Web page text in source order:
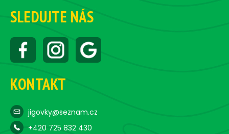
SLEDUJTE NÁS
KONTAKT
jigovky@seznam.cz
+420 725 832 430